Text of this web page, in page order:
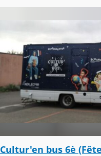
Cultur'en bus 6è